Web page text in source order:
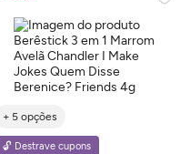
+ 5 opções
🔓 Destrave cupons